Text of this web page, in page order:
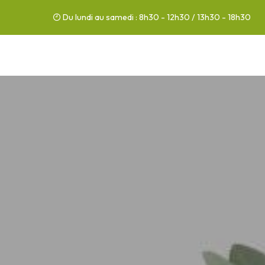
Du lundi au samedi : 8h30 - 12h30 / 13h30 - 18h30